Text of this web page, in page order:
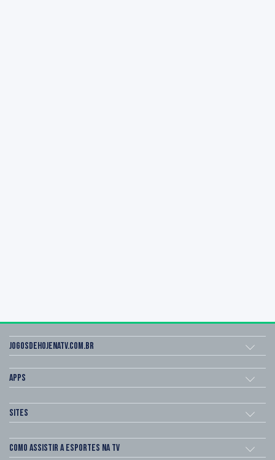
Jogosdehojenatv.com.br
Apps
Sites
Como assistir a esportes na TV